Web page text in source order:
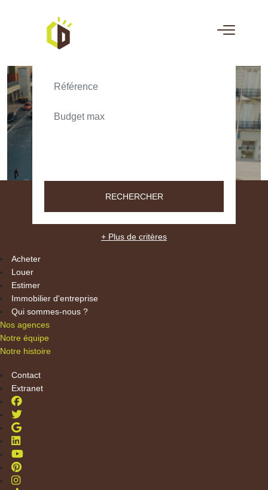
TEXT_SEARCH_SELECTIONNEZ
RECHERCHER
+ Plus de critères
Acheter
Louer
Estimer
Immobilier d'entreprise
Qui sommes-nous ?
Nos agences
Notre équipe
Notre histoire
Contact
Extranet